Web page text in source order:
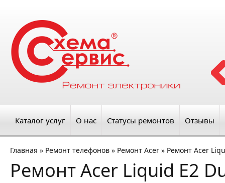
Каталог услуг О нас Статусы ремонтов Отзывы
Главная » Ремонт телефонов » Ремонт Acer » Ремонт Acer
Ремонт Acer Liquid E2